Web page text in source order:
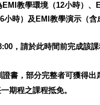
教學環境（12小時）、
小時）及EMI教學演示（含
，請於此時間前完成該
書，部分完整者可獲得出
一期程之課程抵免。